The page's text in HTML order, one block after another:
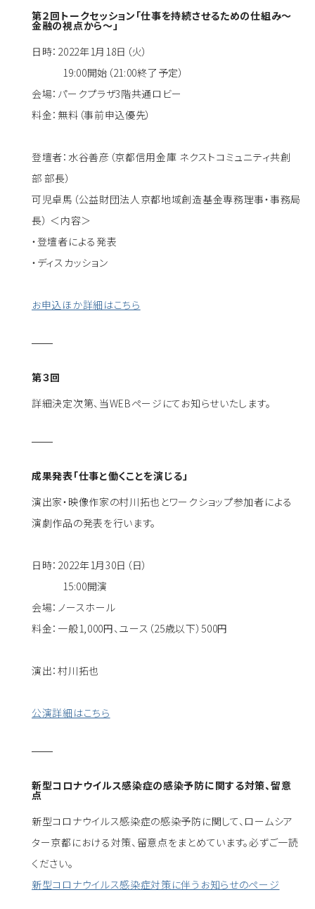
第２回トークセッション「仕事を持続させるための仕組み～
金融の視点から～」
日時：2022年1月18日（火）
19:00開始（21:00終了予定）
会場：パークプラザ3階共通ロビー
料金：無料（事前申込優先）
登壇者：水谷善彦（京都信用金庫 ネクストコミュニティ共創
部 部長）
可児卓馬（公益財団法人京都地域創造基金専務理事・事務局
長） ＜内容＞
・登壇者による発表
・ディスカッション
お申込ほか詳細はこちら
第３回
詳細決定次第、当WEBページにてお知らせいたします。
成果発表「仕事と働くことを演じる」
演出家・映像作家の村川拓也とワークショップ参加者による
演劇作品の発表を行います。
日時：2022年1月30日（日）
15:00開演
会場：ノースホール
料金：一般1,000円、ユース（25歳以下）500円
演出：村川拓也
公演詳細はこちら
新型コロナウイルス感染症の感染予防に関する対策、留意
点
新型コロナウイルス感染症の感染予防に関して、ロームシア
ター京都における対策、留意点をまとめています。必ずご一読
ください。
新型コロナウイルス感染症対策に伴うお知らせのページ